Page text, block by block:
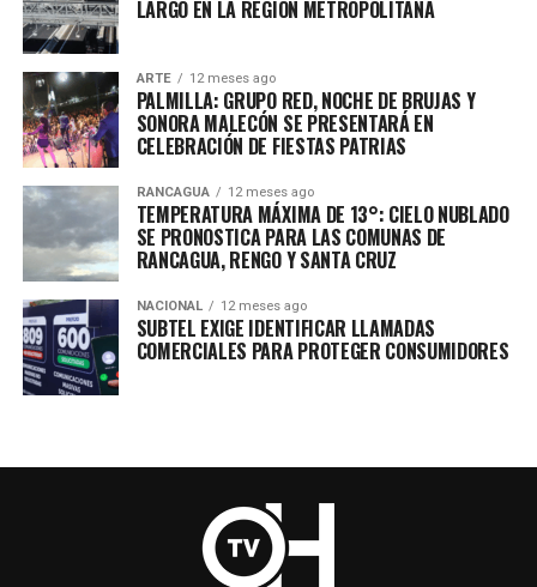
LARGO EN LA REGIÓN METROPOLITANA
ARTE 12 meses ago
PALMILLA: GRUPO RED, NOCHE DE BRUJAS Y
SONORA MALECÓN SE PRESENTARÁ EN
CELEBRACIÓN DE FIESTAS PATRIAS
RANCAGUA 12 meses ago
TEMPERATURA MÁXIMA DE 13°: CIELO NUBLADO
SE PRONOSTICA PARA LAS COMUNAS DE
RANCAGUA, RENGO Y SANTA CRUZ
NACIONAL 12 meses ago
SUBTEL EXIGE IDENTIFICAR LLAMADAS
COMERCIALES PARA PROTEGER CONSUMIDORES